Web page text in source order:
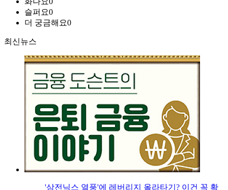
슬퍼요0
더 궁금해요0
최신뉴스
'삼전닉스 열풍'에 레버리지 올라타기? 이건 꼭 확